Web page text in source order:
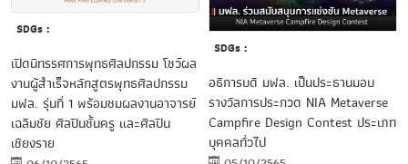
SDGs :
เปิดนิทรรศการพุทธศิลปกรรม โชว์ผล
งานผู้สำเร็จหลักสูตรพุทธศิลปกรรม
มฟล. รุ่นที่ 1 พร้อมชมผลงานอาจารย์
เฉลิมชัย ศิลปินชั้นครู และศิลปิน
เชียงราย
SDGs :
อธิการบดี มฟล. เป็นประธานมอบ
รางวัลการประกวด NIA Metaverse
Campfire Design Contest ประเภท
บุคคลทั่วไป